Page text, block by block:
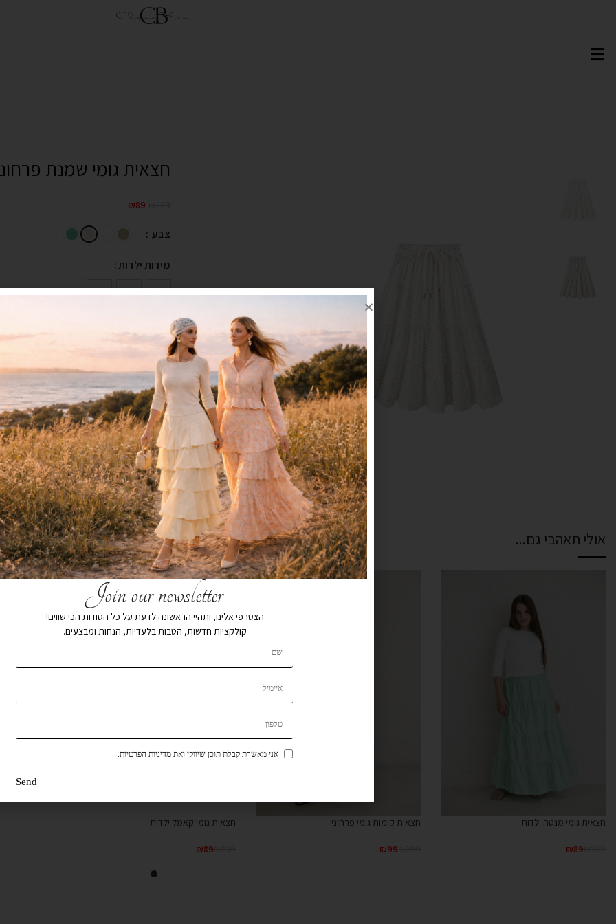
חצאית גומי שמנת
₪89
צבע
מידות ילדות
10
12
14
הרכב בד:הרכב בד100% COTTON
הוסף לרשימת המשאלות
תיאור קצר
משלוחים
החזרות והחלפות
אולי תאהבי גם...
חצאית גומי מנטה ילדות
₪89
חצאית קומות גומי פרחוני
₪99
חצאית גומי קאמל ילדות
₪89
Join our newsletter
הצטרפי אלינו, ותהיי הראשונה לדעת על כל הסודות הכי שווים!
קולקציות חדשות, הטבות בלעדיות, הנחות ומבצעים.
אני מאשרת קבלת תוכן שיווקי ואת מדיניות הפרטיות.
Send